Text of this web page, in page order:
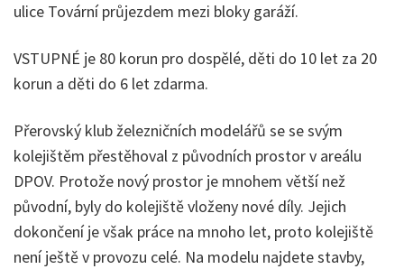
ulice Tovární průjezdem mezi bloky garáží.
VSTUPNÉ je 80 korun pro dospělé, děti do 10 let za 20
korun a děti do 6 let zdarma.
Přerovský klub železničních modelářů se se svým
kolejištěm přestěhoval z původních prostor v areálu
DPOV. Protože nový prostor je mnohem větší než
původní, byly do kolejiště vloženy nové díly. Jejich
dokončení je však práce na mnoho let, proto kolejiště
není ještě v provozu celé. Na modelu najdete stavby,